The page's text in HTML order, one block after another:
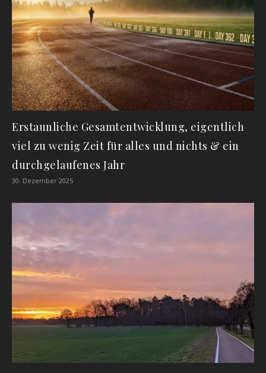
Erstaunliche Gesamtentwicklung, eigentlich
viel zu wenig Zeit für alles und nichts & ein
durchgelaufenes Jahr
30. Dezember 2025